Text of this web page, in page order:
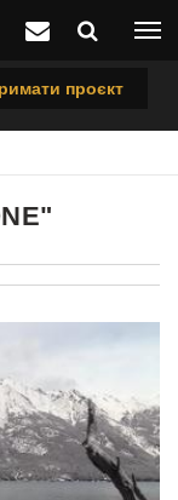
проєкт